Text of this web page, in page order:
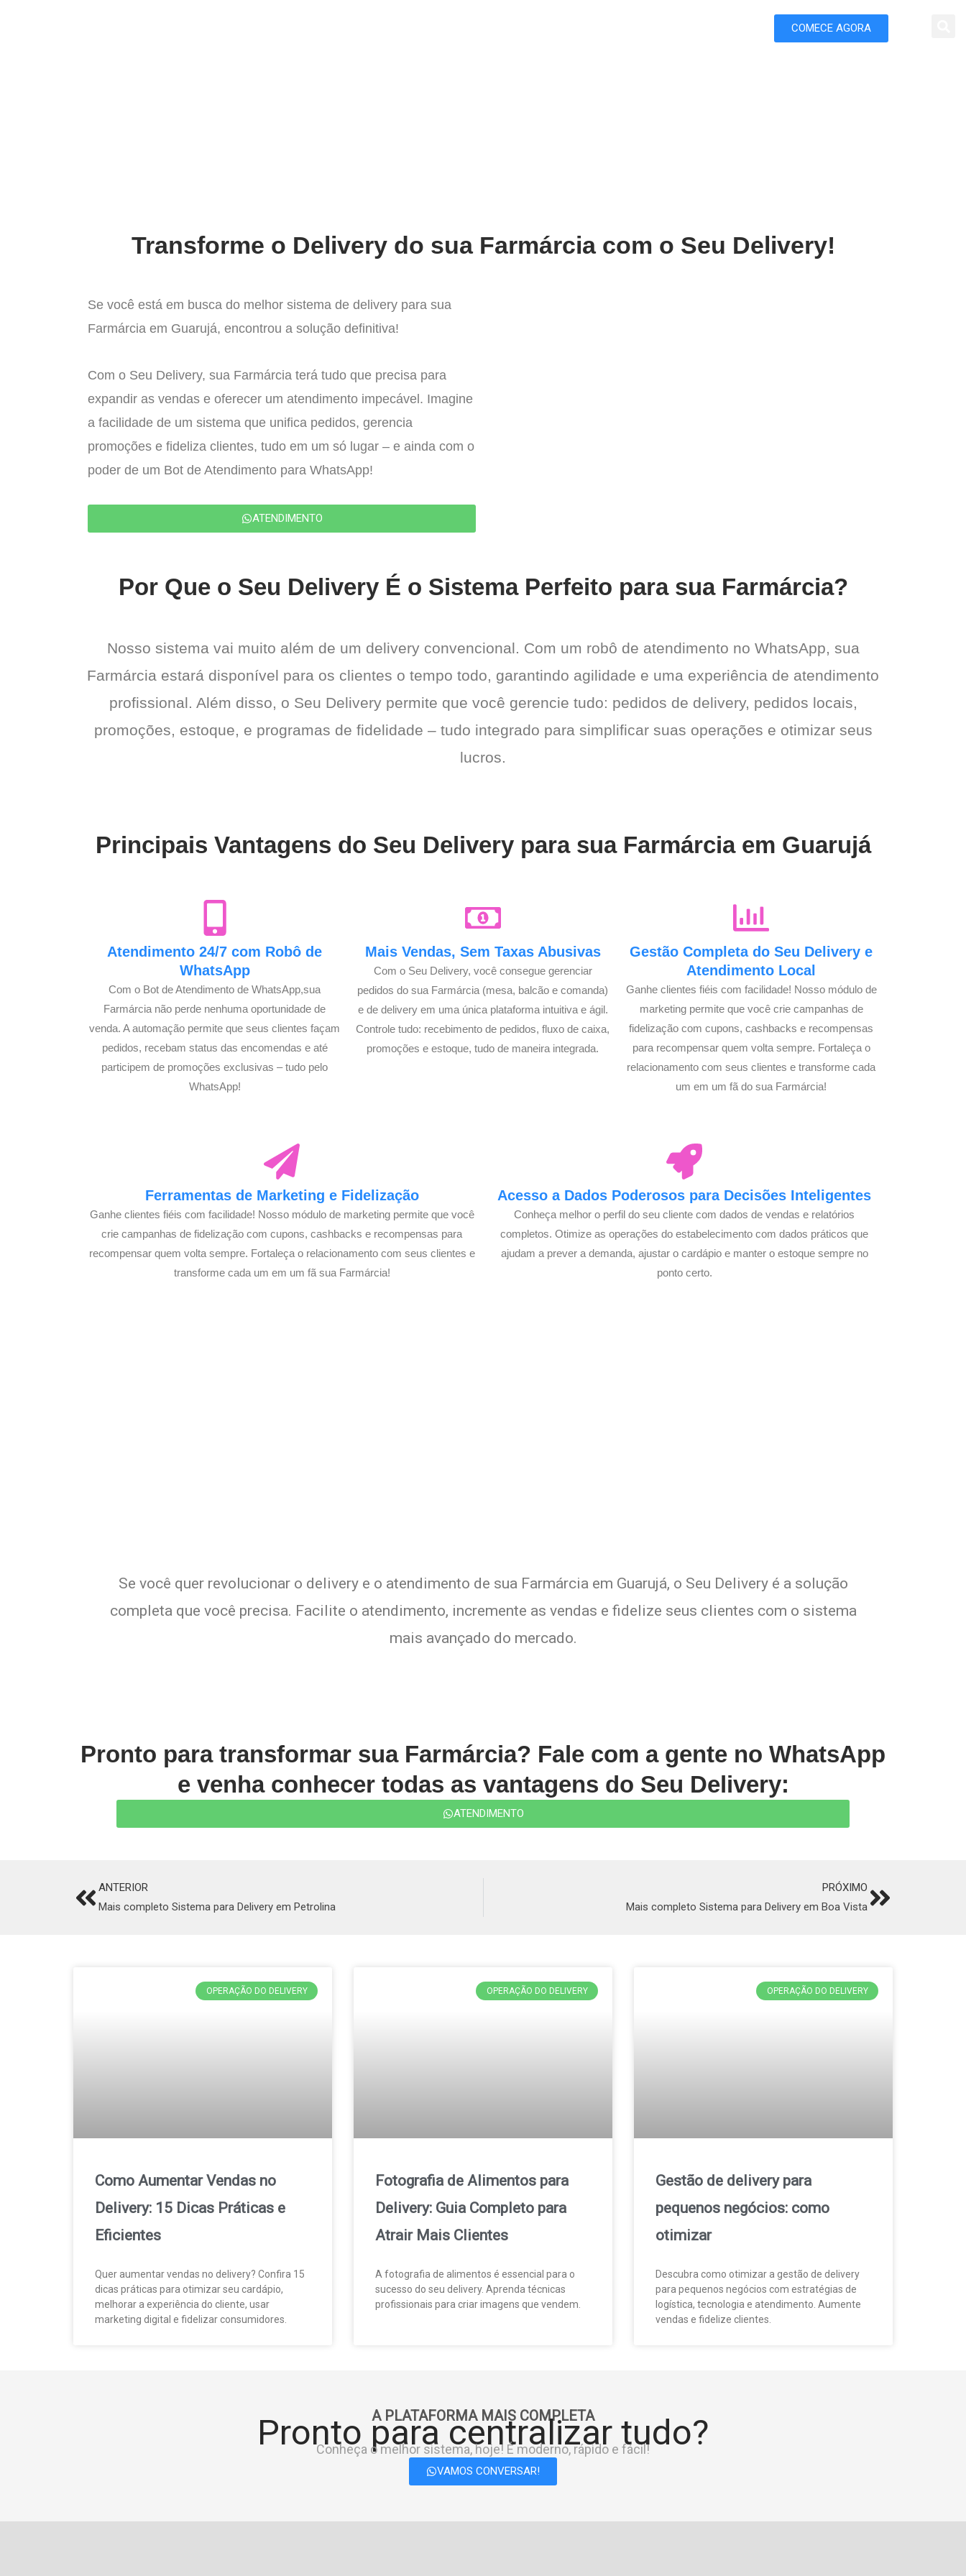
COMECE AGORA
Transforme o Delivery do sua Farmárcia com o Seu Delivery!
Se você está em busca do melhor sistema de delivery para sua
Farmárcia em Guarujá, encontrou a solução definitiva!
Com o Seu Delivery, sua Farmárcia terá tudo que precisa para
expandir as vendas e oferecer um atendimento impecável. Imagine
a facilidade de um sistema que unifica pedidos, gerencia
promoções e fideliza clientes, tudo em um só lugar – e ainda com o
poder de um Bot de Atendimento para WhatsApp!
ATENDIMENTO
Por Que o Seu Delivery É o Sistema Perfeito para sua Farmárcia?
Nosso sistema vai muito além de um delivery convencional. Com um robô de atendimento no WhatsApp, sua
Farmárcia estará disponível para os clientes o tempo todo, garantindo agilidade e uma experiência de atendimento
profissional. Além disso, o Seu Delivery permite que você gerencie tudo: pedidos de delivery, pedidos locais,
promoções, estoque, e programas de fidelidade – tudo integrado para simplificar suas operações e otimizar seus
lucros.
Principais Vantagens do Seu Delivery para sua Farmárcia em Guarujá
Atendimento 24/7 com Robô de
WhatsApp
Com o Bot de Atendimento de WhatsApp,sua
Farmárcia não perde nenhuma oportunidade de
venda. A automação permite que seus clientes façam
pedidos, recebam status das encomendas e até
participem de promoções exclusivas – tudo pelo
WhatsApp!
Mais Vendas, Sem Taxas Abusivas
Com o Seu Delivery, você consegue gerenciar
pedidos do sua Farmárcia (mesa, balcão e comanda)
e de delivery em uma única plataforma intuitiva e ágil.
Controle tudo: recebimento de pedidos, fluxo de caixa,
promoções e estoque, tudo de maneira integrada.
Gestão Completa do Seu Delivery e
Atendimento Local
Ganhe clientes fiéis com facilidade! Nosso módulo de
marketing permite que você crie campanhas de
fidelização com cupons, cashbacks e recompensas
para recompensar quem volta sempre. Fortaleça o
relacionamento com seus clientes e transforme cada
um em um fã do sua Farmárcia!
Ferramentas de Marketing e Fidelização
Ganhe clientes fiéis com facilidade! Nosso módulo de marketing permite que você
crie campanhas de fidelização com cupons, cashbacks e recompensas para
recompensar quem volta sempre. Fortaleça o relacionamento com seus clientes e
transforme cada um em um fã sua Farmárcia!
Acesso a Dados Poderosos para Decisões Inteligentes
Conheça melhor o perfil do seu cliente com dados de vendas e relatórios
completos. Otimize as operações do estabelecimento com dados práticos que
ajudam a prever a demanda, ajustar o cardápio e manter o estoque sempre no
ponto certo.
Se você quer revolucionar o delivery e o atendimento de sua Farmárcia em Guarujá, o Seu Delivery é a solução
completa que você precisa. Facilite o atendimento, incremente as vendas e fidelize seus clientes com o sistema
mais avançado do mercado.
Pronto para transformar sua Farmárcia? Fale com a gente no WhatsApp
e venha conhecer todas as vantagens do Seu Delivery:
ATENDIMENTO
PrevANTERIOR
Mais completo Sistema para Delivery em Petrolina
PRÓXIMO
Mais completo Sistema para Delivery em Boa Vista Next
OPERAÇÃO DO DELIVERY
Como Aumentar Vendas no
Delivery: 15 Dicas Práticas e
Eficientes
Quer aumentar vendas no delivery? Confira 15
dicas práticas para otimizar seu cardápio,
melhorar a experiência do cliente, usar
marketing digital e fidelizar consumidores.
OPERAÇÃO DO DELIVERY
Fotografia de Alimentos para
Delivery: Guia Completo para
Atrair Mais Clientes
A fotografia de alimentos é essencial para o
sucesso do seu delivery. Aprenda técnicas
profissionais para criar imagens que vendem.
OPERAÇÃO DO DELIVERY
Gestão de delivery para
pequenos negócios: como
otimizar
Descubra como otimizar a gestão de delivery
para pequenos negócios com estratégias de
logística, tecnologia e atendimento. Aumente
vendas e fidelize clientes.
A PLATAFORMA MAIS COMPLETA
Pronto para centralizar tudo?
Conheça o melhor sistema, hoje! É moderno, rápido e fácil!
VAMOS CONVERSAR!